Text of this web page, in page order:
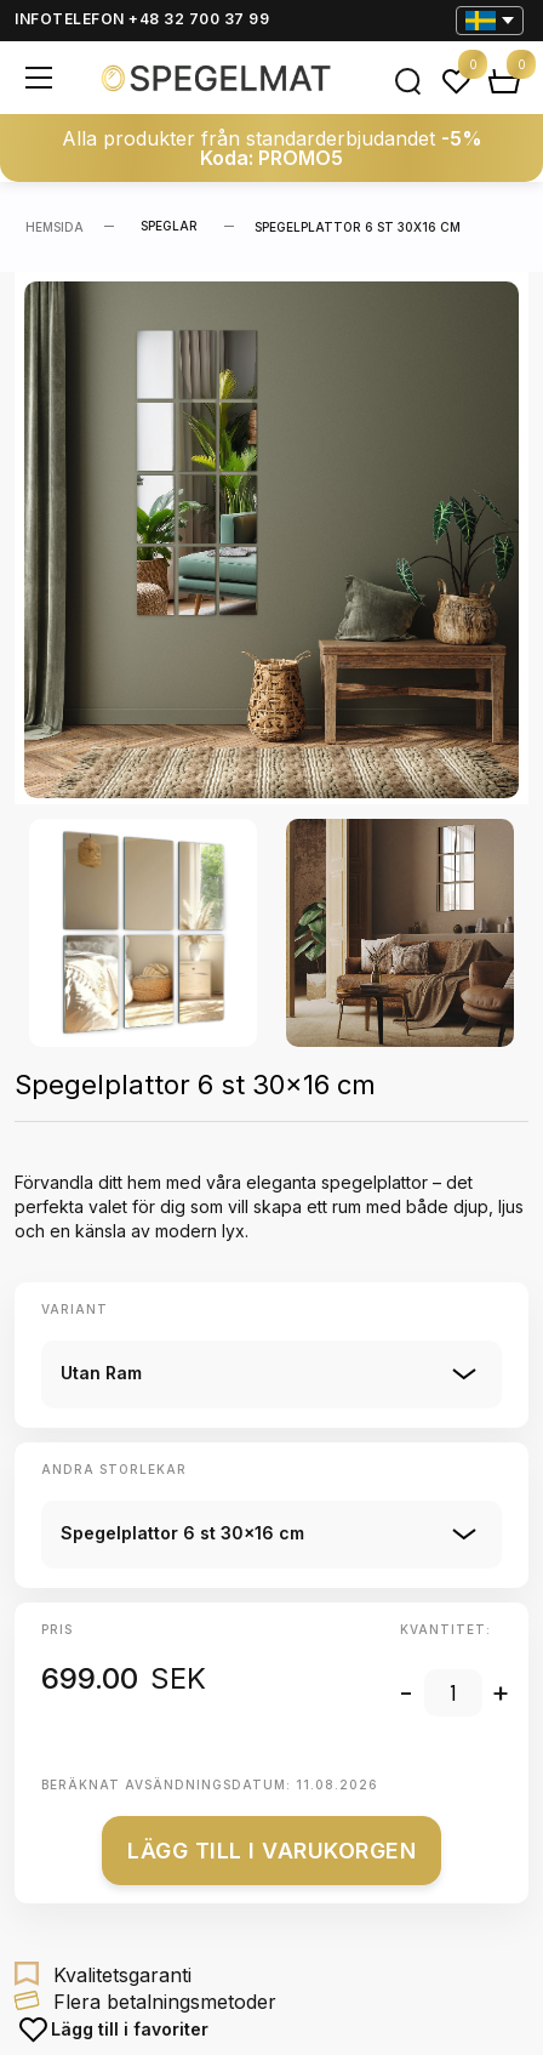
INFOTELEFON +48 32 700 37 99
Alla produkter från standarderbjudandet -5%
Koda: PROMO5
0 0
HEMSIDA SPEGLAR SPEGELPLATTOR 6 ST 30X16 CM
Spegelplattor 6 st 30x16 cm
Förvandla ditt hem med våra eleganta spegelplattor – det
perfekta valet för dig som vill skapa ett rum med både djup, ljus
och en känsla av modern lyx.
VARIANT
Utan Ram
ANDRA STORLEKAR
Spegelplattor 6 st 30x16 cm
PRIS
699.00 SEK
KVANTITET:
- +
BERÄKNAT AVSÄNDNINGSDATUM: 11.08.2026
LÄGG TILL I VARUKORGEN
Kvalitetsgaranti
Flera betalningsmetoder
Lägg till i favoriter